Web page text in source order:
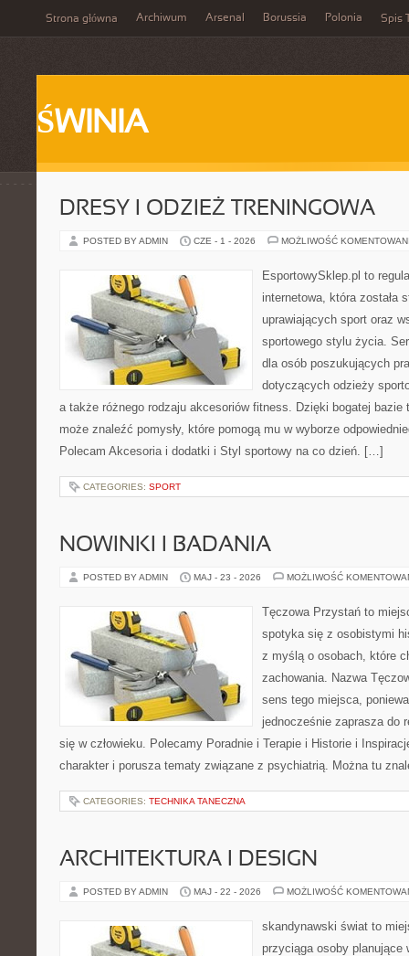
Strona główna Archiwum Arsenal Borussia Polonia Spis
ŚWINIA
DRESY I ODZIEŻ TRENINGOWA
POSTED BY ADMIN CZE - 1 - 2026 MOŻLIWOŚĆ
EsportowySklep.pl to
internetowa, która została
uprawiających sport oraz
sportowego stylu życia.
dla osób poszukujących
dotyczących odzieży
a także różnego rodzaju akcesoriów fitness. Dzięki bogatej
może znaleźć pomysły, które pomogą mu w wyborze
Polecam Akcesoria i dodatki i Styl sportowy na co dzień. […]
CATEGORIES: SPORT
NOWINKI I BADANIA
POSTED BY ADMIN MAJ - 23 - 2026 MOŻLIWOŚĆ
Tęczowa Przystań to
spotyka się z osobistymi
z myślą o osobach, które
zachowania. Nazwa
sens tego miejsca,
jednocześnie zaprasza do
się w człowieku. Polecamy Poradnie i Terapie i Historie i
charakter i porusza tematy związane z psychiatrią. Można tu
CATEGORIES: TECHNIKA TANECZNA
ARCHITEKTURA I DESIGN
POSTED BY ADMIN MAJ - 22 - 2026 MOŻLIWOŚĆ
skandynawski świat to
przyciąga osoby planujące